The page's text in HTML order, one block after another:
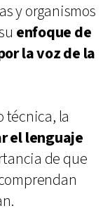
y organismos
enfoque de
la voz de la
técnica, la
el lenguaje
de que